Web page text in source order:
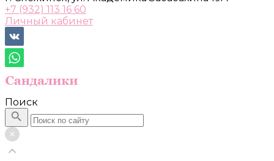
+7 (932) 113 16 60
Личный кабинет
Поиск